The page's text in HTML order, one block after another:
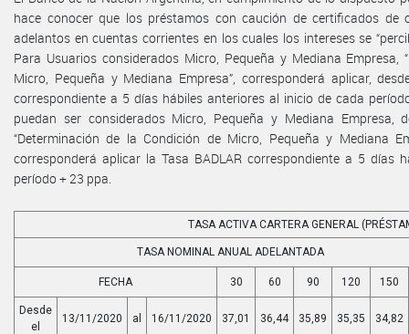
hace conocer que los préstamos con caución de certificados
adelantos en cuentas corrientes en los cuales los intereses se
Para Usuarios considerados Micro, Pequeña y Mediana Empresa,
Micro, Pequeña y Mediana Empresa”, corresponderá aplicar,
correspondiente a 5 días hábiles anteriores al inicio de cada
puedan ser considerados Micro, Pequeña y Mediana
“Determinación de la Condición de Micro, Pequeña y Mediana
corresponderá aplicar la Tasa BADLAR correspondiente a 5 días
período + 23 ppa.
TASA ACTIVA CARTERA GENERAL
TASA NOMINAL ANUAL ADELANTADA
FECHA 30 60 90 120 150
Desde
el
13/11/2020 al 16/11/2020 37,01 36,44 35,89 35,35 34,82